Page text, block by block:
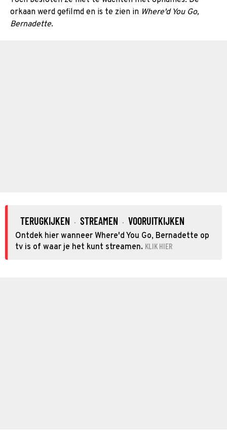
orkaan werd gefilmd en is te zien in Where'd You Go,
Bernadette.
TERUGKIJKEN · STREAMEN · VOORUITKIJKEN
Ontdek hier wanneer Where'd You Go, Bernadette op
tv is of waar je het kunt streamen. KLIK HIER